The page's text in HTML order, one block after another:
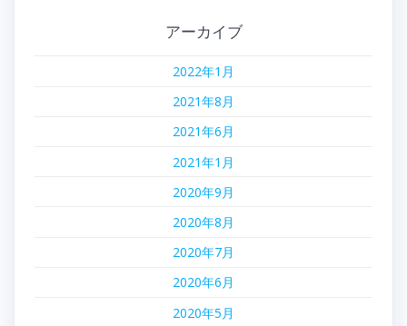
アーカイブ
2022年1月
2021年8月
2021年6月
2021年1月
2020年9月
2020年8月
2020年7月
2020年6月
2020年5月